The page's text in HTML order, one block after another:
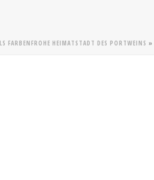
FARBENFROHE HEIMATSTADT DES PORTWEINS »